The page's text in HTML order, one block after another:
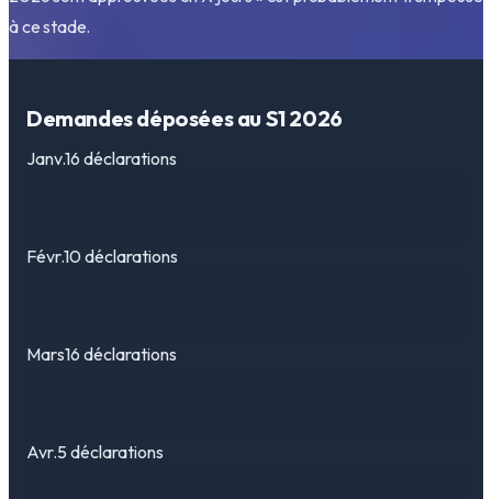
à ce stade.
Demandes déposées au S1 2026
Janv.16 déclarations
Févr.10 déclarations
Mars16 déclarations
Avr.5 déclarations